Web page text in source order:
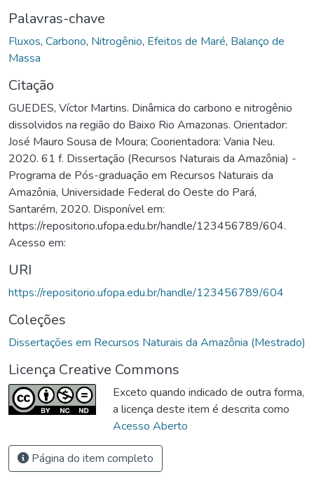
Palavras-chave
Fluxos, Carbono, Nitrogênio, Efeitos de Maré, Balanço de
Massa
Citação
GUEDES, Víctor Martins. Dinâmica do carbono e nitrogênio
dissolvidos na região do Baixo Rio Amazonas. Orientador:
José Mauro Sousa de Moura; Coorientadora: Vania Neu.
2020. 61 f. Dissertação (Recursos Naturais da Amazônia) -
Programa de Pós-graduação em Recursos Naturais da
Amazônia, Universidade Federal do Oeste do Pará,
Santarém, 2020. Disponível em:
https://repositorio.ufopa.edu.br/handle/123456789/604.
Acesso em:
URI
https://repositorio.ufopa.edu.br/handle/123456789/604
Coleções
Dissertações em Recursos Naturais da Amazônia (Mestrado)
Licença Creative Commons
Exceto quando indicado de outra forma,
a licença deste item é descrita como
Acesso Aberto
Página do item completo